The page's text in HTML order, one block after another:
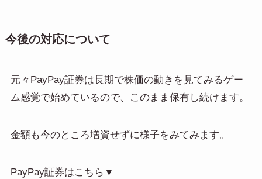
今後の対応について
元々PayPay証券は長期で株価の動きを見てみるゲー
ム感覚で始めているので、このまま保有し続けます。
金額も今のところ増資せずに様子をみてみます。
PayPay証券はこちら▼